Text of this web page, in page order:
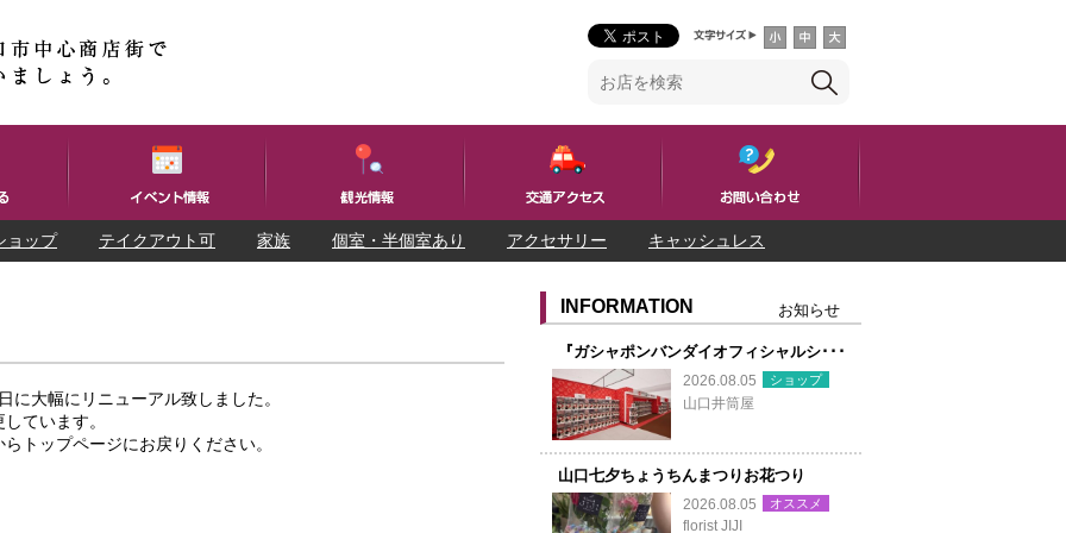
ョップ テイクアウト可 家族 個室・半個室あり アクセサリー キャッシュレス
INFORMATION お知らせ
『ガシャポンバンダイオフィシャルシ･･･
2026.08.05
ショップ
山口井筒屋
山口七夕ちょうちんまつりお花つり
2026.08.05
オススメ
florist JIJI
大幅にリニューアル致しました。
ています。
らトップページにお戻りください。